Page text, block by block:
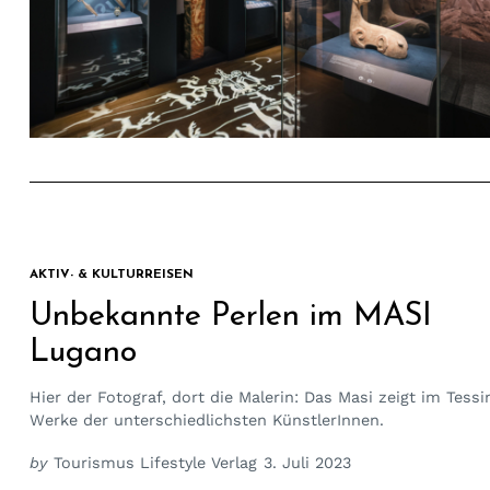
AKTIV- & KULTURREISEN
Unbekannte Perlen im MASI
Lugano
Hier der Fotograf, dort die Malerin: Das Masi zeigt im
Werke der unterschiedlichsten KünstlerInnen.
by Tourismus Lifestyle Verlag 3. Juli 2023